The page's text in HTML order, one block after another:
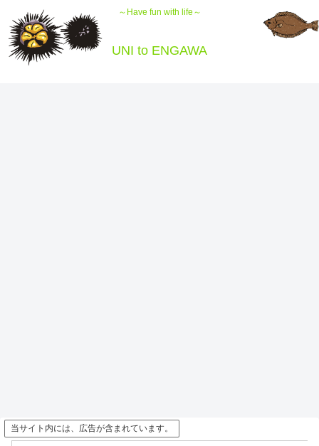
～Have fun with life～
UNI to ENGAWA
当サイト内には、広告が含まれています。